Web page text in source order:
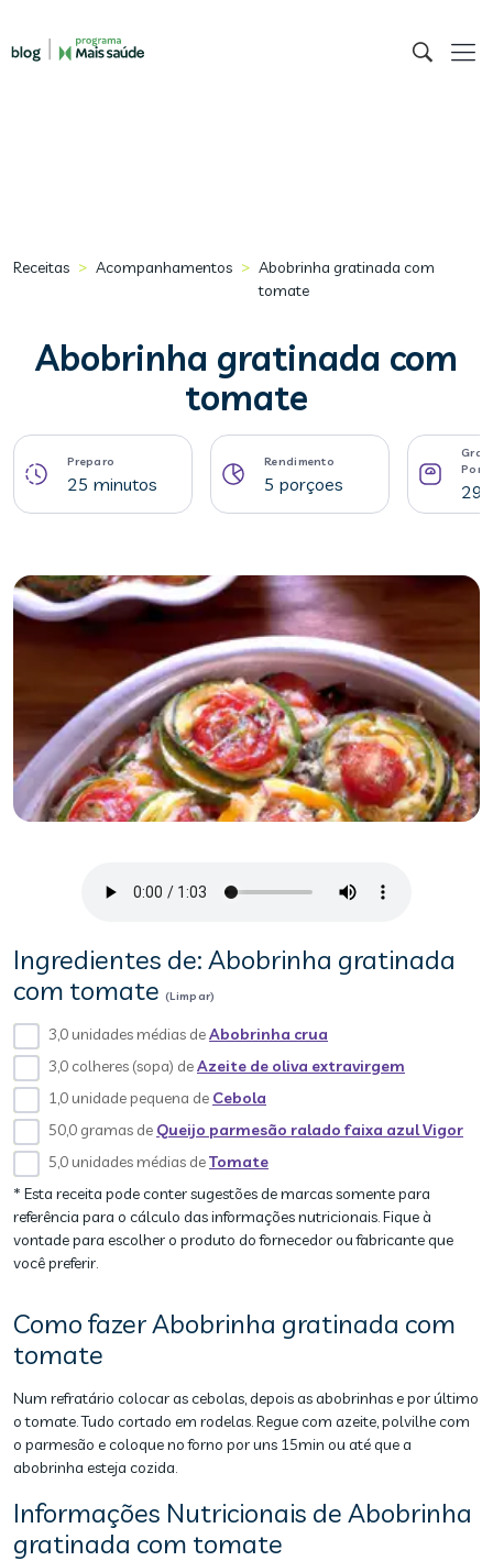
Receitas > Acompanhamentos > Abobrinha gratinada com
tomate
Abobrinha gratinada com
tomate
Preparo
25 minutos
Rendimento
5 porçoes
Ingredientes de: Abobrinha gratinada
com tomate (Limpar)
3,0 unidades médias deAbobrinha crua
3,0 colheres (sopa) deAzeite de oliva extravirgem
1,0 unidade pequena de Cebola
50,0 gramas de Queijo parmesão ralado faixa azul Vigor
5,0 unidades médias deTomate
* Esta receita pode conter sugestões de marcas somente para
referência para o cálculo das informações nutricionais. Fique à
vontade para escolher o produto do fornecedor ou fabricante que
você preferir.
Como fazer Abobrinha gratinada com
tomate
Num refratário colocar as cebolas, depois as abobrinhas e por último
o tomate. Tudo cortado em rodelas. Regue com azeite, polvilhe com
o parmesão e coloque no forno por uns 15min ou até que a
abobrinha esteja cozida.
Informações Nutricionais de Abobrinha
gratinada com tomate